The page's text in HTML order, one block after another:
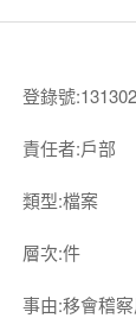
登錄號
責任者:戶部
類型:檔案
層次:件
事由:移會稽